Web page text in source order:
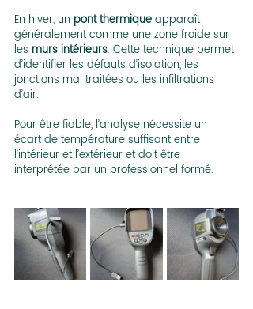
En hiver, un pont thermique apparaît
généralement comme une zone froide sur
les murs intérieurs. Cette technique permet
d’identifier les défauts d’isolation, les
jonctions mal traitées ou les infiltrations
d’air.
Pour être fiable, l’analyse nécessite un
écart de température suffisant entre
l’intérieur et l’extérieur et doit être
interprétée par un professionnel formé.